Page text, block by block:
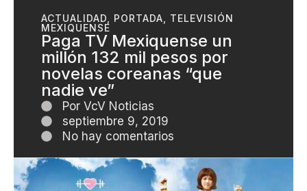
ACTUALIDAD PORTADA
TELEVISIÓN
MEXIQUENSE
Paga TV Mexiquense un
millón 132 mil pesos por
novelas coreanas “que
nadie ve”
Por VcV Noticias
septiembre 9, 2019
No hay comentarios